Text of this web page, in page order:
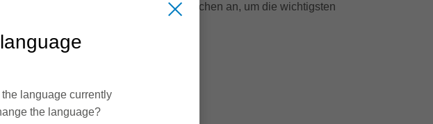
individuelles Video im Büro in Oberkochen an, um die wichtigsten
language currently
the language?